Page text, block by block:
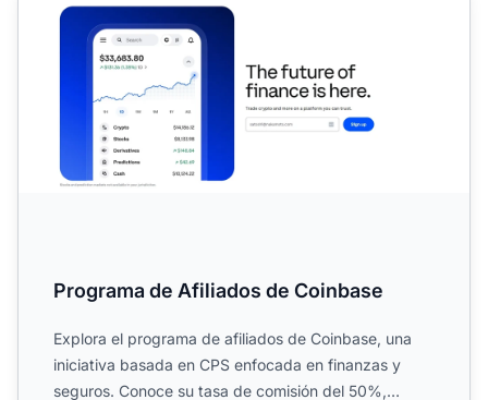
Programa de Afiliados de Coinbase
Explora el programa de afiliados de Coinbase, una
iniciativa basada en CPS enfocada en finanzas y
seguros. Conoce su tasa de comisión del 50%,